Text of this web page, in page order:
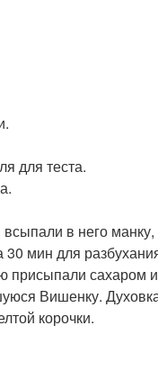
для теста.
в него
мин для
присыпали
Вишенку.
корочки.